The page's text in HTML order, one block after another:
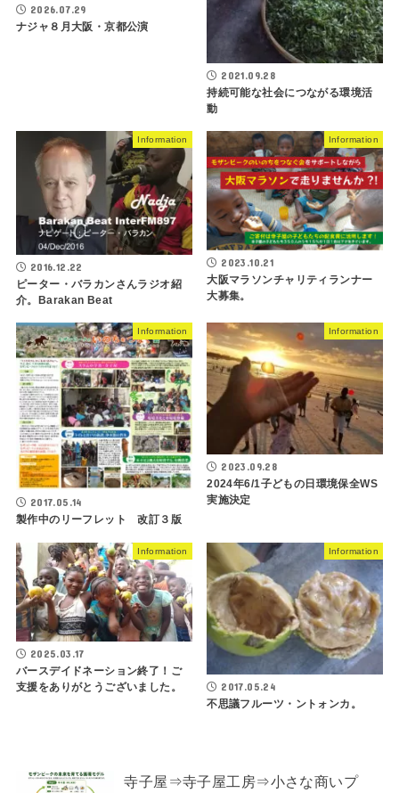
2026.07.29
ナジャ８月大阪・京都公演
2021.09.28
持続可能な社会につながる環境活
動
Information
2016.12.22
ピーター・バラカンさんラジオ紹
介。Barakan Beat
Information
2023.10.21
大阪マラソンチャリティランナー
大募集。
Information
2017.05.14
製作中のリーフレット 改訂３版
Information
2023.09.28
2024年6/1子どもの日環境保全WS
実施決定
Information
2025.03.17
バースデイドネーション終了！ご
支援をありがとうございました。
Information
2017.05.24
不思議フルーツ・ントォンカ。
寺子屋⇒寺子屋工房⇒小さな商いプ